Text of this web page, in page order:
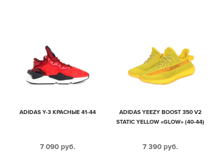
ADIDAS Y-3 КРАСНЫЕ 41-44
7 090 руб.
ADIDAS YEEZY BOOST 350 V2
STATIC YELLOW «GLOW» (40-44)
7 390 руб.